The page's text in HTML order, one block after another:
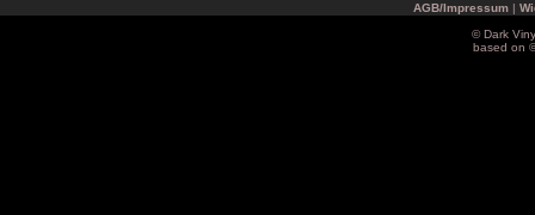
AGB/Impressum|
© Dark
based on